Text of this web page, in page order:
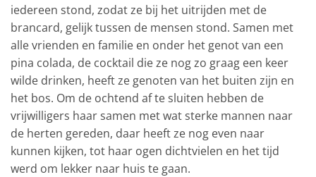
iedereen stond, zodat ze bij het uitrijden met de
brancard, gelijk tussen de mensen stond. Samen met
alle vrienden en familie en onder het genot van een
pina colada, de cocktail die ze nog zo graag een keer
wilde drinken, heeft ze genoten van het buiten zijn en
het bos. Om de ochtend af te sluiten hebben de
vrijwilligers haar samen met wat sterke mannen naar
de herten gereden, daar heeft ze nog even naar
kunnen kijken, tot haar ogen dichtvielen en het tijd
werd om lekker naar huis te gaan.